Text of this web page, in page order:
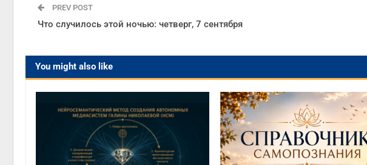
PREV POST
Что случилось этой ночью: четверг, 7 сентября
You might also like